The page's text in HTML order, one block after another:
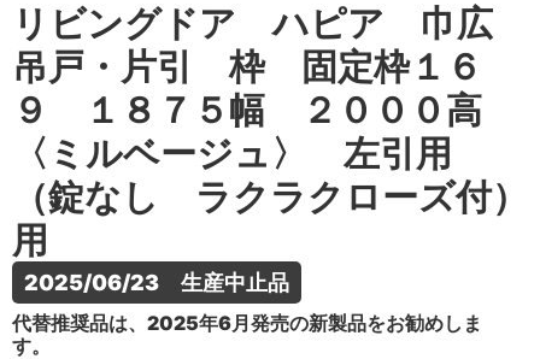
リビングドア ハピア 巾広
吊戸・片引 枠 固定枠１６
９ １８７５幅 ２０００高
〈ミルベージュ〉 左引用
（錠なし ラクラクローズ付）
用
2025/06/23　生産中止品
代替推奨品は、2025年6月発売の新製品をお勧めしま
す。